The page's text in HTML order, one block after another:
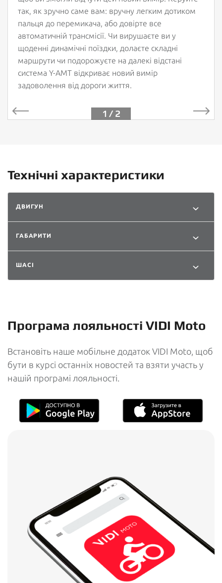
так, як зручно саме вам: вручну легким дотиком
пальця до перемикача, або довірте все
автоматичній трансмісії. Чи вирушаєте ви у
щоденні динамічні поїздки, долаєте складні
маршрути чи подорожуєте на далекі відстані
система Y-АМТ відкриває новий вимір
задоволення від дороги життя.
1 / 2
Технічні характеристики
ДВИГУН
ГАБАРИТИ
ШАСІ
Програма лояльності VIDI Moto
Встановіть наше мобільне додаток VIDI Moto, щоб
бути в курсі останніх новостей та взяти участь у
нашій програмі лояльності.